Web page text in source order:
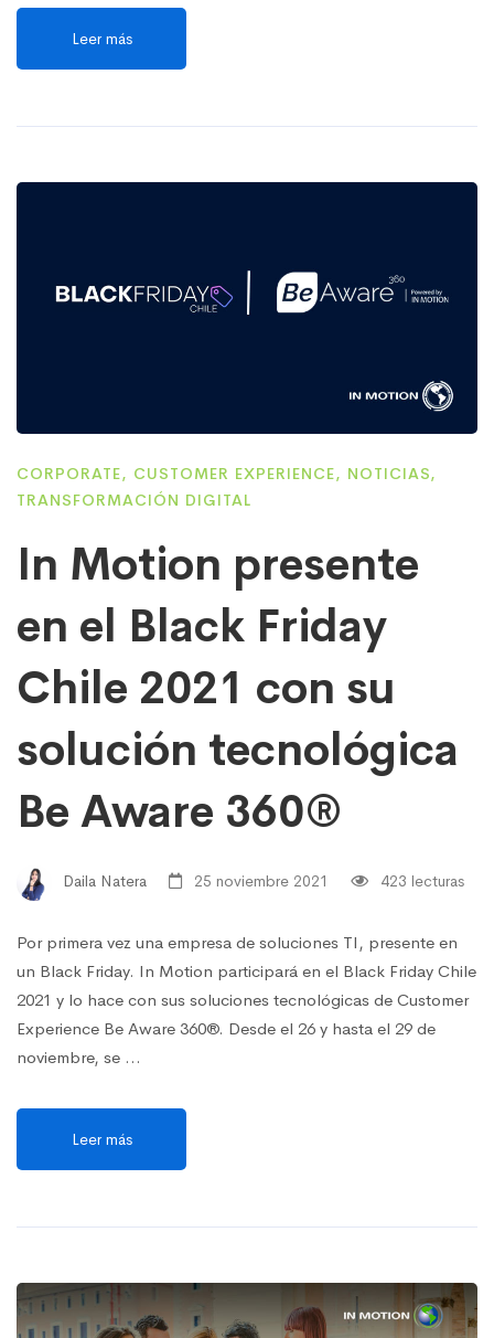
Leer más
CORPORATE, CUSTOMER EXPERIENCE, NOTICIAS,
TRANSFORMACIÓN DIGITAL
In Motion presente
en el Black Friday
Chile 2021 con su
solución tecnológica
Be Aware 360®
Daila Natera 25 noviembre 2021 423 lecturas
Por primera vez una empresa de soluciones TI, presente en
un Black Friday. In Motion participará en el Black Friday Chile
2021 y lo hace con sus soluciones tecnológicas de Customer
Experience Be Aware 360®. Desde el 26 y hasta el 29 de
noviembre, se …
Leer más